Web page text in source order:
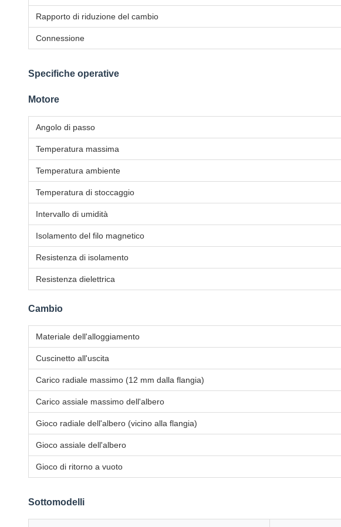
Rapporto di riduzione del cambio
Connessione
Specifiche operative
Motore
Angolo di passo
Temperatura massima
Temperatura ambiente
Temperatura di stoccaggio
Intervallo di umidità
Isolamento del filo magnetico
Resistenza di isolamento
Resistenza dielettrica
Cambio
Materiale dell'alloggiamento
Cuscinetto all'uscita
Carico radiale massimo (12 mm dalla flangia)
Carico assiale massimo dell'albero
Gioco radiale dell'albero (vicino alla flangia)
Gioco assiale dell'albero
Gioco di ritorno a vuoto
Sottomodelli